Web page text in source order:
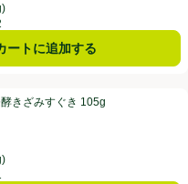
ートに追加する
きざみすぐき 105g